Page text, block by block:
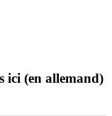
ici (en allemand)